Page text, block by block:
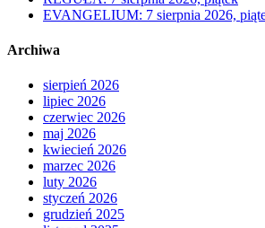
EVANGELIUM: 7 sierpnia 2026,
Archiwa
sierpień 2026
lipiec 2026
czerwiec 2026
maj 2026
kwiecień 2026
marzec 2026
luty 2026
styczeń 2026
grudzień 2025